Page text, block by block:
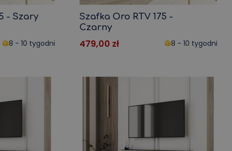
- Szary
8 - 10 tygodni
Szafka Oro RTV 175 -
Czarny
479,00 zł 8 - 10 tygodni